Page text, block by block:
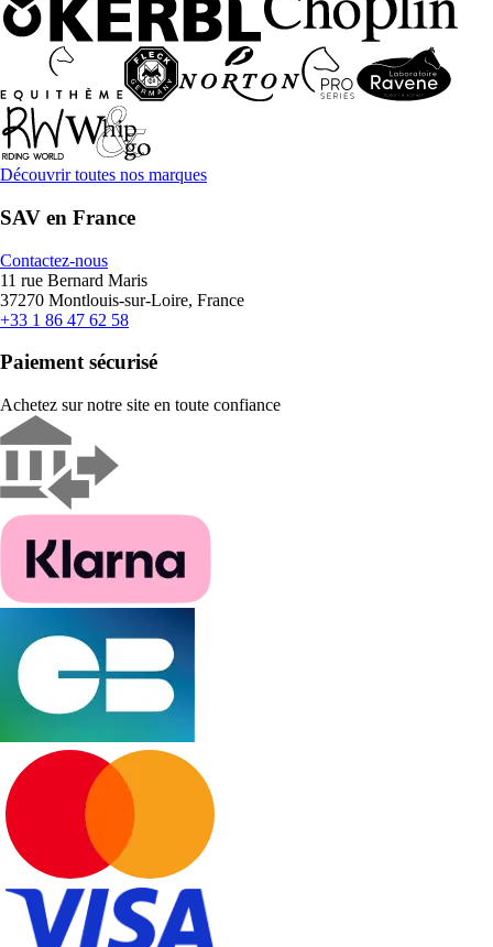
Découvrir toutes nos marques
SAV en France
Contactez-nous
11 rue Bernard Maris
37270 Montlouis-sur-Loire, France
+33 1 86 47 62 58
Paiement sécurisé
Achetez sur notre site en toute confiance